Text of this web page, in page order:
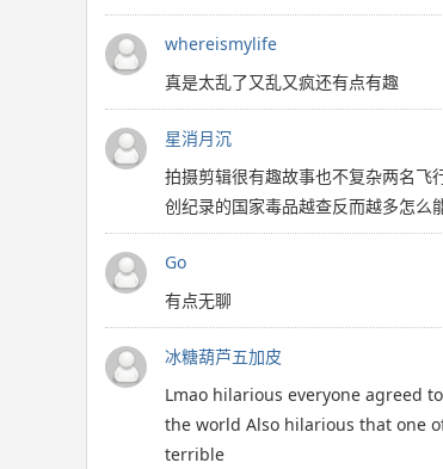
whereismylife
真是太乱了又乱又疯还有点有趣
星消月沉
拍摄剪辑很有趣故事也不复杂两名飞
创纪录的国家毒品越查反而越多怎么
Go
有点无聊
冰糖葫芦五加皮
Lmao hilarious everyone agreed
the world Also hilarious that one
terrible